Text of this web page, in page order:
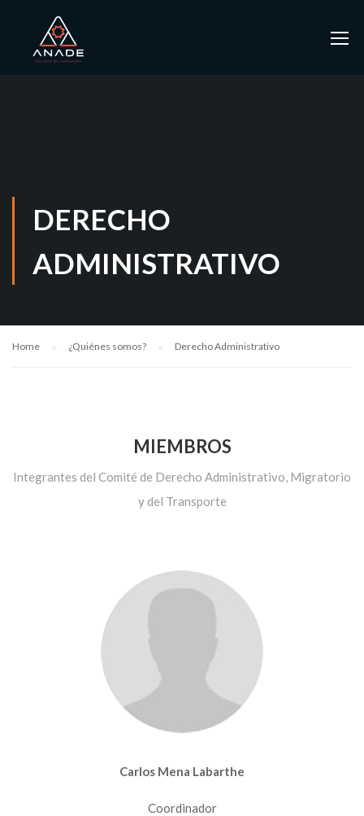
DERECHO
ADMINISTRATIVO
Home ¿Quiénes somos? Derecho Administrativo
MIEMBROS
Integrantes del Comité de Derecho Administrativo, Migratorio
y del Transporte
Carlos Mena Labarthe
Coordinador